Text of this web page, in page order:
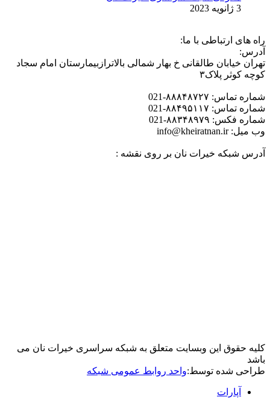
3 ژانویه 2023
راه های ارتباطی با ما:
آدرس:
تهران خیابان طالقانی خ بهار شمالی بالاترازبیمارستان امام سجاد
کوچه کوثر پلاک۳
شماره تماس: ۸۸۸۴۸۷۲۷-021
شماره تماس: ۸۸۴۹۵۱۱۷-021
شماره فکس: ۸۸۳۴۸۹۷۹-021
وب میل: info@kheiratnan.ir
آدرس شبکه خیرات نان بر روی نقشه :
کلیه حقوق این وبسایت متعلق به شبکه سراسری خیرات نان می
باشد
طراحی شده توسط:واحد روابط عمومی شبکه
آپارات